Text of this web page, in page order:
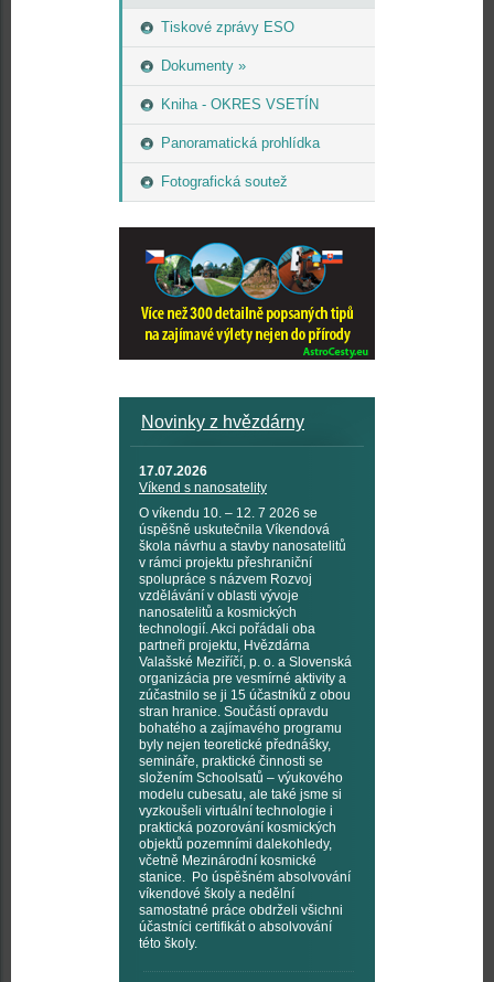
Tiskové zprávy ESO
Dokumenty »
Kniha - OKRES VSETÍN
Panoramatická prohlídka
Fotografická soutež
Novinky z hvězdárny
17.07.2026
Víkend s nanosatelity
O víkendu 10. – 12. 7 2026 se
úspěšně uskutečnila Víkendová
škola návrhu a stavby nanosatelitů
v rámci projektu přeshraniční
spolupráce s názvem Rozvoj
vzdělávání v oblasti vývoje
nanosatelitů a kosmických
technologií. Akci pořádali oba
partneři projektu, Hvězdárna
Valašské Meziříčí, p. o. a Slovenská
organizácia pre vesmírné aktivity a
zúčastnilo se ji 15 účastníků z obou
stran hranice. Součástí opravdu
bohatého a zajímavého programu
byly nejen teoretické přednášky,
semináře, praktické činnosti se
složením Schoolsatů – výukového
modelu cubesatu, ale také jsme si
vyzkoušeli virtuální technologie i
praktická pozorování kosmických
objektů pozemními dalekohledy,
včetně Mezinárodní kosmické
stanice. Po úspěšném absolvování
víkendové školy a nedělní
samostatné práce obdrželi všichni
účastníci certifikát o absolvování
této školy.